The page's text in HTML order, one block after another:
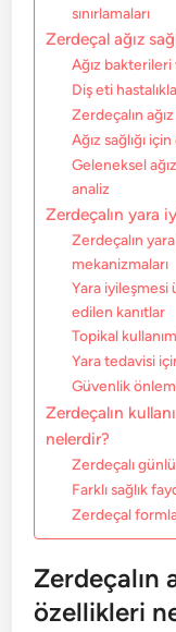
sınırlamaları
Zerdeçal ağız
Ağız
Diş eti
Zerdeçalın
Ağız sağlığı
Geleneksel
analiz
Zerdeçalın yara
Zerdeçalın
mekanizmaları
Yara iyileşmesi
edilen kanıtlar
Topikal
Yara tedavisi
Güvenlik
Zerdeçalın
nelerdir?
Zerdeçalı
Farklı sağlık
Zerdeçal
Zerdeçalın
özellikleri